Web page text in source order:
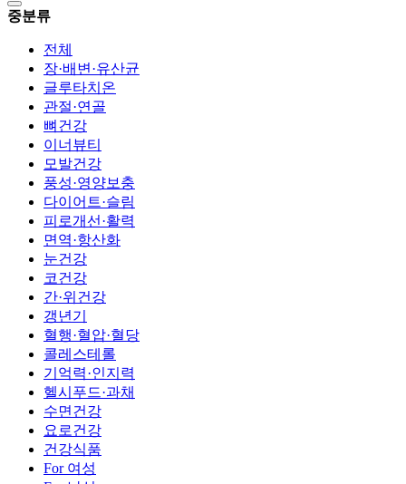
중분류
전체
장·배변·유산균
글루타치온
관절·연골
뼈건강
이너뷰티
모발건강
풍성·영양보충
다이어트·슬림
피로개선·활력
면역·항산화
눈건강
코건강
간·위건강
갱년기
혈행·혈압·혈당
콜레스테롤
기억력·인지력
헬시푸드·과채
수면건강
요로건강
건강식품
For 여성